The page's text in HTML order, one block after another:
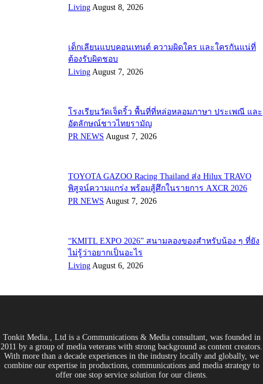
Living August 8, 2026
เด็กเลียนแบบคอนเทนต์ ความผิดใคร และใครกันแน่ที่
ต้องรับผิดชอบ
Living August 7, 2026
โรงเรียนวัดเจ็ดริ้ว พื้นที่ที่หล่อหลอมภาษา ประเพณี และ
อัตลักษณ์ชาวไทยรามัญ
PR NEWS August 7, 2026
TOYOTA GAZOO Racing Thailand ส่ง Hilux TRAVO
พิสูจน์ความแกร่ง พร้อมสู้ศึกในรายการ AXCR 2026
PR NEWS August 7, 2026
“KMITL EXPO 2026” สนามลองของสำหรับน้อง ๆ ที่ยัง
ไม่รู้ว่าอยากเป็นอะไร
Living August 6, 2026
Tonkit Media., Ltd is a Communications & Media consultant, was founded in
2011 by a group of media veterans with strong background as content creators.
With more than a decade experiences in the industry locally and globally, we
combine our expertise in productions, communications and media strategy to
offer one stop service solution for our clients.